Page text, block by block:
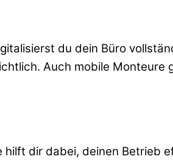
du dein Büro
Auch mobile Monteure
hilft dir dabei, deinen Betrieb